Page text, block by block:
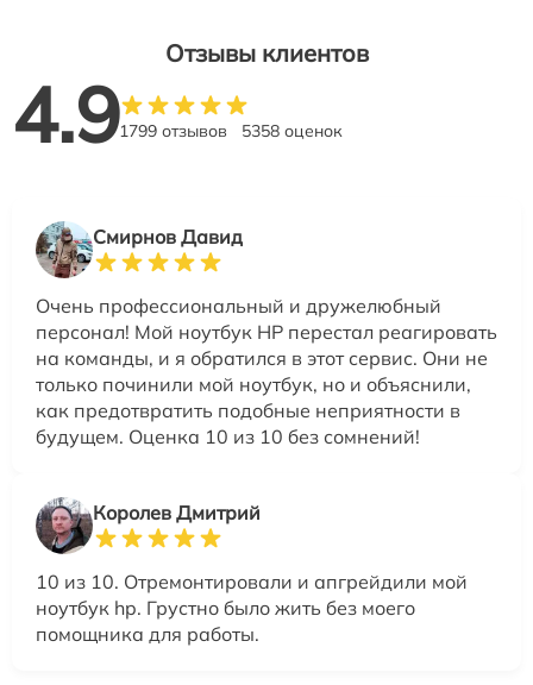
Отзывы клиентов
4.91799 отзывов 5358 оценок
Смирнов Давид
Очень профессиональный и дружелюбный
персонал! Мой ноутбук HP перестал реагировать
на команды, и я обратился в этот сервис. Они не
только починили мой ноутбук, но и объяснили,
как предотвратить подобные неприятности в
будущем. Оценка 10 из 10 без сомнений!
Королев Дмитрий
10 из 10. Отремонтировали и апгрейдили мой
ноутбук hp. Грустно было жить без моего
помощника для работы.